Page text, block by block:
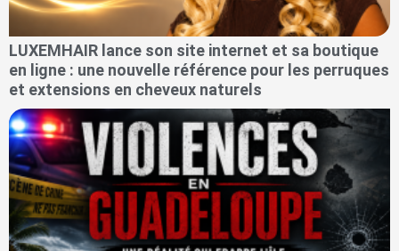
LUXEMHAIR lance son site internet et sa boutique
en ligne : une nouvelle référence pour les perruques
et extensions en cheveux naturels